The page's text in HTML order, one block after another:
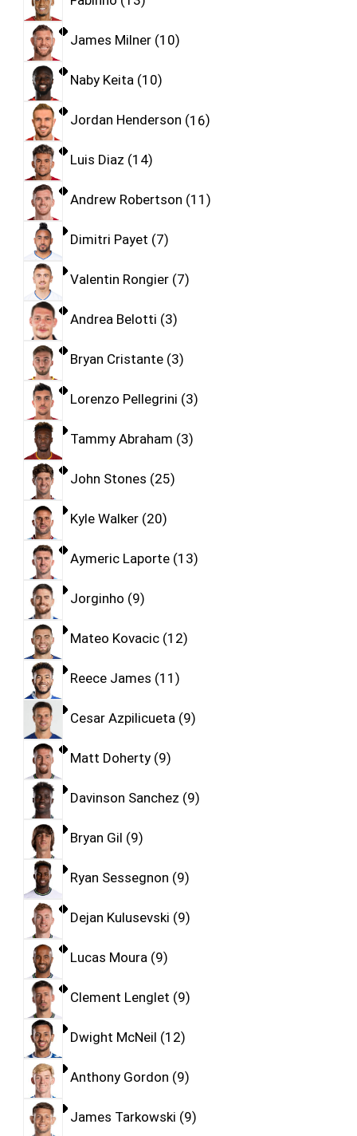
James Milner 10
Naby Keita 10
Jordan Henderson 16
Luis Diaz 14
Andrew Robertson 11
Dimitri Payet 7
Valentin Rongier 7
Andrea Belotti 3
Bryan Cristante 3
Lorenzo Pellegrini 3
Tammy Abraham 3
John Stones 25
Kyle Walker 20
Aymeric Laporte 13
Jorginho 9
Mateo Kovacic 12
Reece James 11
Cesar Azpilicueta 9
Matt Doherty 9
Davinson Sanchez 9
Bryan Gil 9
Ryan Sessegnon 9
Dejan Kulusevski 9
Lucas Moura 9
Clement Lenglet 9
Dwight McNeil 12
Anthony Gordon 9
James Tarkowski 9